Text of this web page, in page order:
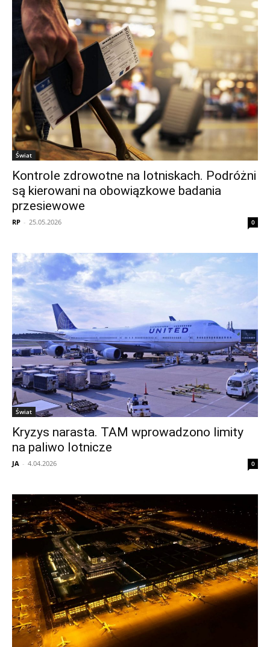
Świat
Kontrole zdrowotne na lotniskach. Podróżni
są kierowani na obowiązkowe badania
przesiewowe
RP - 25.05.2026 0
Świat
Kryzys narasta. TAM wprowadzono limity
na paliwo lotnicze
JA - 4.04.2026 0